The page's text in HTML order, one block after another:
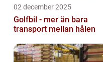
02 december 2025
Golfbil - mer än bara
transport mellan hålen